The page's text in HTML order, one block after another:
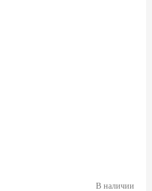
В наличии